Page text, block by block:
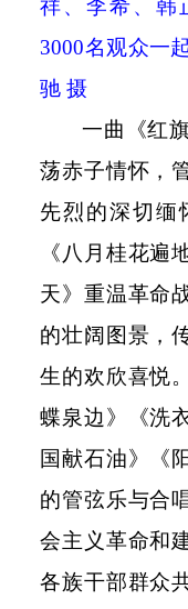
祥、李希、韩
3000名观众一
驰 摄
一曲《红
荡赤子情怀，
先烈的深切缅
《八月桂花遍
天》重温革命
的壮阔图景，
生的欢欣喜悦
蝶泉边》《洗
国献石油》《
的管弦乐与合
会主义革命和
各族干部群众